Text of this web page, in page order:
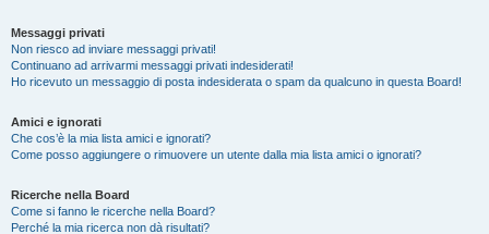
Messaggi privati
Non riesco ad inviare messaggi privati!
Continuano ad arrivarmi messaggi privati indesiderati!
Ho ricevuto un messaggio di posta indesiderata o spam da qualcuno in questa Board!
Amici e ignorati
Che cos’è la mia lista amici e ignorati?
Come posso aggiungere o rimuovere un utente dalla mia lista amici o ignorati?
Ricerche nella Board
Come si fanno le ricerche nella Board?
Perché la mia ricerca non dà risultati?